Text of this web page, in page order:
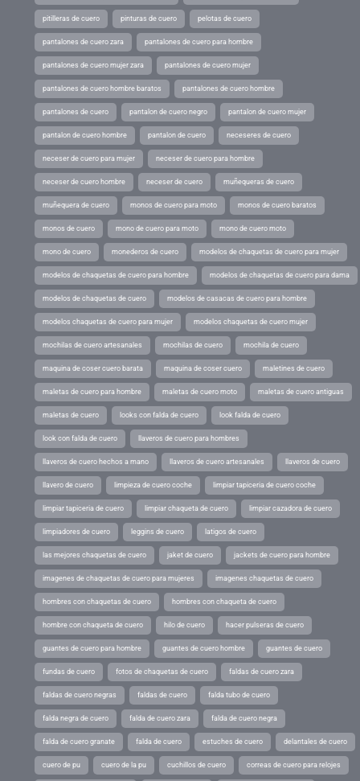
pitilleras de cuero pinturas de cuero pelotas de cuero
pantalones de cuero zara pantalones de cuero para hombre
pantalones de cuero mujer zara pantalones de cuero mujer
pantalones de cuero hombre baratos pantalones de cuero hombre
pantalones de cuero pantalon de cuero negro pantalon de cuero mujer
pantalon de cuero hombre pantalon de cuero neceseres de cuero
neceser de cuero para mujer neceser de cuero para hombre
neceser de cuero hombre neceser de cuero muñequeras de cuero
muñequera de cuero monos de cuero para moto monos de cuero baratos
monos de cuero mono de cuero para moto mono de cuero moto
mono de cuero monederos de cuero modelos de chaquetas de cuero para mujer
modelos de chaquetas de cuero para hombre modelos de chaquetas de cuero para dama
modelos de chaquetas de cuero modelos de casacas de cuero para hombre
modelos chaquetas de cuero para mujer modelos chaquetas de cuero mujer
mochilas de cuero artesanales mochilas de cuero mochila de cuero
maquina de coser cuero barata maquina de coser cuero maletines de cuero
maletas de cuero para hombre maletas de cuero moto maletas de cuero antiguas
maletas de cuero looks con falda de cuero look falda de cuero
look con falda de cuero llaveros de cuero para hombres
llaveros de cuero hechos a mano llaveros de cuero artesanales llaveros de cuero
llavero de cuero limpieza de cuero coche limpiar tapiceria de cuero coche
limpiar tapiceria de cuero limpiar chaqueta de cuero limpiar cazadora de cuero
limpiadores de cuero leggins de cuero latigos de cuero
las mejores chaquetas de cuero jaket de cuero jackets de cuero para hombre
imagenes de chaquetas de cuero para mujeres imagenes chaquetas de cuero
hombres con chaquetas de cuero hombres con chaqueta de cuero
hombre con chaqueta de cuero hilo de cuero hacer pulseras de cuero
guantes de cuero para hombre guantes de cuero hombre guantes de cuero
fundas de cuero fotos de chaquetas de cuero faldas de cuero zara
faldas de cuero negras faldas de cuero falda tubo de cuero
falda negra de cuero falda de cuero zara falda de cuero negra
falda de cuero granate falda de cuero estuches de cuero delantales de cuero
cuero de pu cuero de la pu cuchillos de cuero correas de cuero para relojes